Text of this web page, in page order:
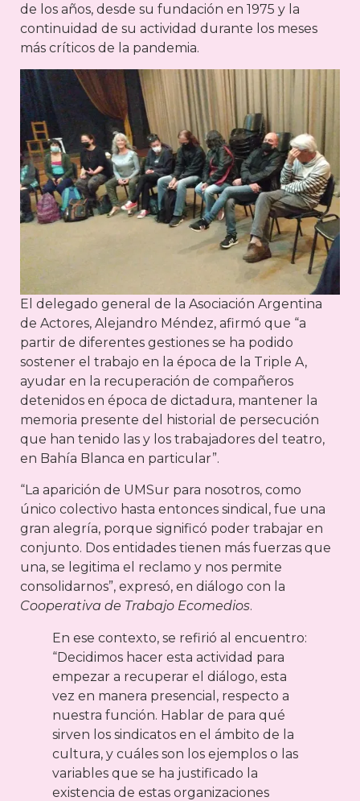
de los años, desde su fundación en 1975 y la
continuidad de su actividad durante los meses
más críticos de la pandemia.
El delegado general de la Asociación Argentina
de Actores, Alejandro Méndez, afirmó que “a
partir de diferentes gestiones se ha podido
sostener el trabajo en la época de la Triple A,
ayudar en la recuperación de compañeros
detenidos en época de dictadura, mantener la
memoria presente del historial de persecución
que han tenido las y los trabajadores del teatro,
en Bahía Blanca en particular”.
“La aparición de UMSur para nosotros, como
único colectivo hasta entonces sindical, fue una
gran alegría, porque significó poder trabajar en
conjunto. Dos entidades tienen más fuerzas que
una, se legitima el reclamo y nos permite
consolidarnos”, expresó, en diálogo con la
Cooperativa de Trabajo Ecomedios.
En ese contexto, se refirió al encuentro:
“Decidimos hacer esta actividad para
empezar a recuperar el diálogo, esta
vez en manera presencial, respecto a
nuestra función. Hablar de para qué
sirven los sindicatos en el ámbito de la
cultura, y cuáles son los ejemplos o las
variables que se ha justificado la
existencia de estas organizaciones